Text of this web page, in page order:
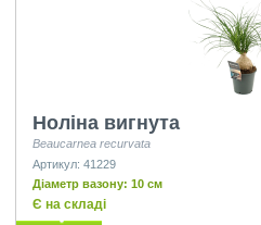
Ноліна вигнута
Beaucarnea recurvata
Артикул: 41229
Діаметр вазону: 10 см
Є на складі